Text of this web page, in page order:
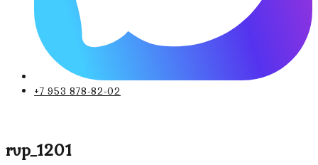
+7 953 878-82-02
rvp_1201